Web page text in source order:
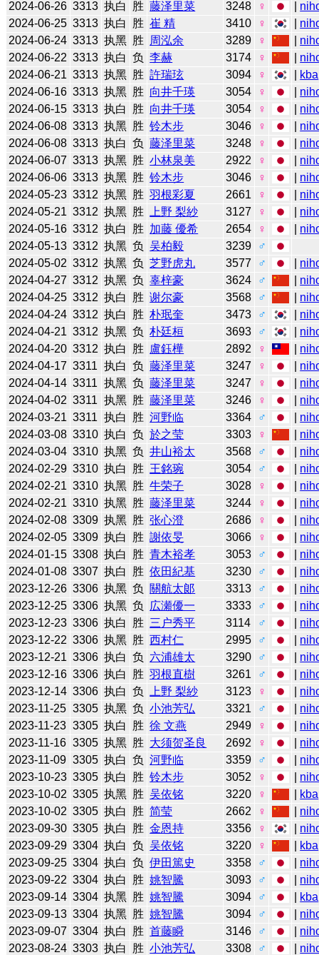
2024-06-26 3313 执白 胜 藤泽里菜 3248 ♀
2024-06-25 3313 执白 胜 崔 精 3410 ♀
2024-06-24 3313 执黑 胜 周泓余 3289 ♀
2024-06-22 3313 执白 负 李赫 3174 ♀
2024-06-21 3313 执黑 胜 許瑞玹 3094 ♀ kba
2024-06-16 3313 执黑 胜 向井千瑛 3054 ♀
2024-06-15 3313 执白 胜 向井千瑛 3054 ♀
2024-06-08 3313 执黑 胜 铃木步 3046 ♀
2024-06-08 3313 执白 负 藤泽里菜 3248 ♀
2024-06-07 3313 执黑 胜 小林泉美 2922 ♀
2024-06-06 3313 执黑 胜 铃木步 3046 ♀
2024-05-23 3312 执黑 胜 羽根彩夏 2661 ♀
2024-05-21 3312 执黑 胜 上野 梨紗 3127 ♀
2024-05-16 3312 执白 胜 加藤 優希 2654 ♀
2024-05-13 3312 执黑 负 吴柏毅 3239
♂
2024-05-02 3312 执黑 负 芝野虎丸 3577 ♂
2024-04-27 3312 执黑 负 辜梓豪 3624 ♂
2024-04-25 3312 执白 胜 谢尔豪 3568 ♂
2024-04-24 3312 执白 胜 朴珉奎 3473 ♂
2024-04-21 3312 执黑 负 朴廷桓 3693 ♂
2024-04-20 3312 执白 胜 盧鈺樺 2892 ♀
2024-04-17 3311 执白 负 藤泽里菜 3247 ♀
2024-04-14 3311 执黑 负 藤泽里菜 3247 ♀
2024-04-02 3311 执黑 胜 藤泽里菜 3246 ♀
2024-03-21 3311 执白 胜 河野临 3364 ♂
2024-03-08 3310 执白 负 於之莹 3303 ♀
2024-03-04 3310 执黑 负 井山裕太 3568 ♂
2024-02-29 3310 执白 胜 王銘琬 3054 ♂
2024-02-21 3310 执黑 胜 牛荣子 3028 ♀
2024-02-21 3310 执黑 胜 藤泽里菜 3244 ♀
2024-02-08 3309 执黑 胜 张心澄 2686 ♀
2024-02-05 3309 执白 胜 謝依旻 3066 ♀
2024-01-15 3308 执白 胜 青木裕孝 3053 ♂
2024-01-08 3307 执白 胜 依田紀基 3230 ♂
2023-12-26 3306 执黑 负 關航太郞 3313 ♂
2023-12-25 3306 执黑 负 広瀬優一 3333 ♂
2023-12-23 3306 执白 胜 三户秀平 3114 ♂
2023-12-22 3306 执黑 胜 西村仁 2995 ♂
2023-12-21 3306 执白 负 六浦雄太 3290 ♂
2023-12-16 3306 执白 胜 羽根直樹 3261 ♂
2023-12-14 3306 执白 负 上野 梨紗 3123 ♀
2023-11-25 3305 执黑 负 小池芳弘 3321 ♂
2023-11-23 3305 执白 胜 徐 文燕 2949 ♀
2023-11-16 3305 执黑 胜 大须贺圣良 2692 ♀
2023-11-09 3305 执白 负 河野临 3359 ♂
2023-10-23 3305 执白 胜 铃木步 3052 ♀
2023-10-02 3305 执黑 胜 吴依铭 3220 ♀ kba
2023-10-02 3305 执白 胜 简莹 2662 ♀
2023-09-30 3305 执白 胜 金恩持 3356 ♀
2023-09-29 3304 执白 负 吴依铭 3220 ♀ kba
2023-09-25 3304 执白 负 伊田篤史 3358 ♂
2023-09-22 3304 执白 胜 姚智騰 3093 ♂
2023-09-14 3304 执黑 胜 姚智騰 3094 ♂ kba
2023-09-13 3304 执黑 胜 姚智騰 3094 ♂
2023-09-07 3304 执白 胜 首藤瞬 3146 ♂
2023-08-24 3303 执白 胜 小池芳弘 3308 ♂